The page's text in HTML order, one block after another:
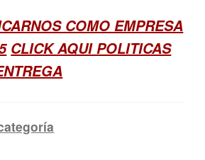
COMO EMPRESA
CLICK AQUI POLITICAS